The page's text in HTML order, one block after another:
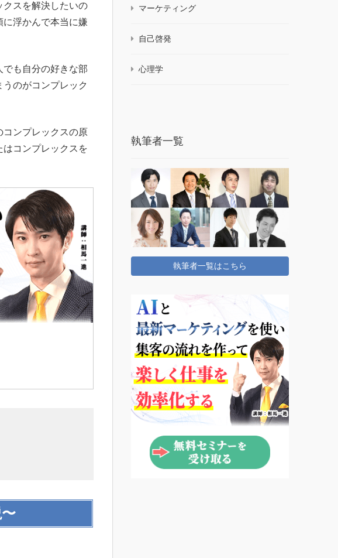
スを解決したいの
浮かんで本当に嫌
も自分の好きな部
のがコンプレック
コンプレックスの原
コンプレックスを
マーケティング
自己啓発
心理学
執筆者一覧
執筆者一覧はこちら